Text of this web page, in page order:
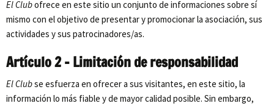
El Clubofrece en este sitio un conjunto de informaciones sobre sí
mismo con el objetivo de presentar y promocionar la asociación, sus
actividades y sus patrocinadores/as.
Artículo 2 – Limitación de responsabilidad
El Clubse esfuerza en ofrecer a sus visitantes, en este sitio, la
información lo más fiable y de mayor calidad posible. Sin embargo,